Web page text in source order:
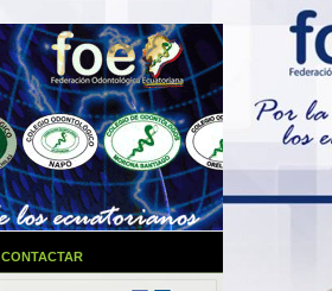
CONTACTAR